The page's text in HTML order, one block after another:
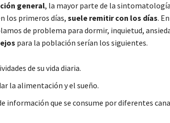
general, la mayor parte de la
los primeros días, suele remitir con los días.
de problema para dormir, inquietud,
para la población serían los siguientes.
de su vida diaria.
la alimentación y el sueño.
información que se consume por diferentes